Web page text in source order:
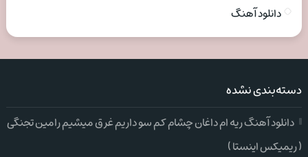
دانلود آهنگ
دسته‌بندی نشده
دانلود آهنگ ریه ام داغان چشام کم سو داریم غرق میشیم رامین تجنگی
( ریمیکس اینستا )